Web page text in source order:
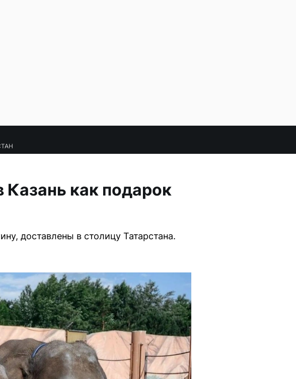
как подарок
доставлены в столицу Татарстана.